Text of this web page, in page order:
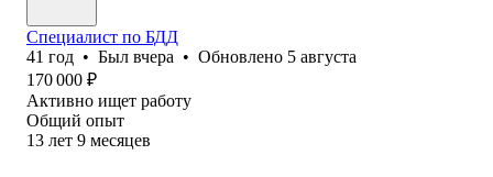
Специалист по БДД
41 год • Был вчера • Обновлено 5 августа
170 000 ₽
Активно ищет работу
Общий опыт
13 лет 9 месяцев